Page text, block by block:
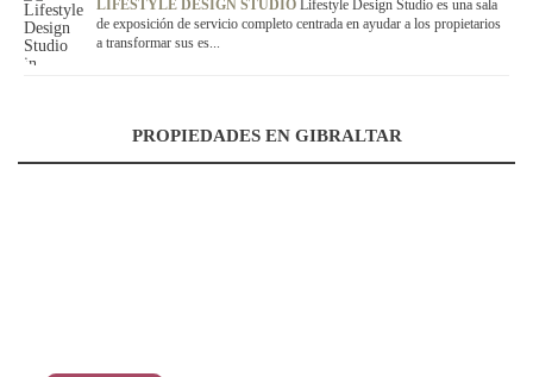
LIFESTYLE DESIGN STUDIO
Lifestyle Design Studio es una sala
de exposición de servicio completo centrada en ayudar a los propietarios
a transformar sus es...
PROPIEDADES EN GIBRALTAR